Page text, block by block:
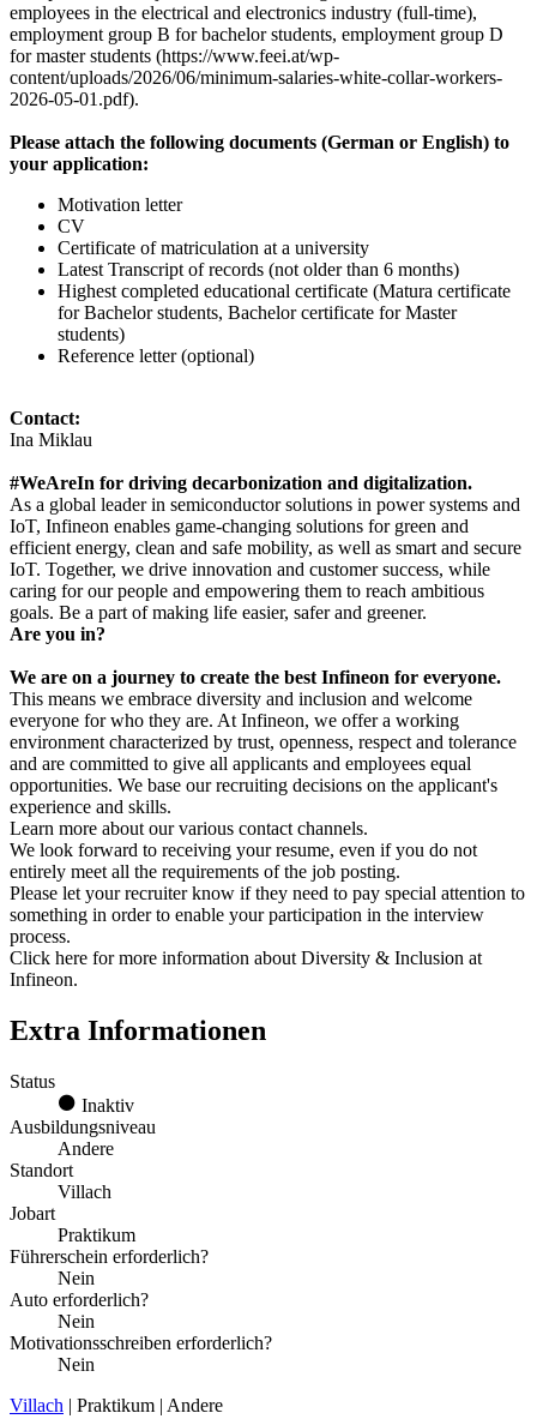
employees in the electrical and electronics industry (full-time),
employment group B for bachelor students, employment group D
for master students (https://www.feei.at/wp-
content/uploads/2026/06/minimum-salaries-white-collar-workers-
2026-05-01.pdf).
Please attach the following documents (German or English) to
your application:
Motivation letter
CV
Certificate of matriculation at a university
Latest Transcript of records (not older than 6 months)
Highest completed educational certificate (Matura certificate
for Bachelor students, Bachelor certificate for Master
students)
Reference letter (optional)
Contact:
Ina Miklau
#WeAreIn for driving decarbonization and digitalization.
As a global leader in semiconductor solutions in power systems and
IoT, Infineon enables game-changing solutions for green and
efficient energy, clean and safe mobility, as well as smart and secure
IoT. Together, we drive innovation and customer success, while
caring for our people and empowering them to reach ambitious
goals. Be a part of making life easier, safer and greener.
Are you in?
We are on a journey to create the best Infineon for everyone.
This means we embrace diversity and inclusion and welcome
everyone for who they are. At Infineon, we offer a working
environment characterized by trust, openness, respect and tolerance
and are committed to give all applicants and employees equal
opportunities. We base our recruiting decisions on the applicant's
experience and skills.
Learn more about our various contact channels.
We look forward to receiving your resume, even if you do not
entirely meet all the requirements of the job posting.
Please let your recruiter know if they need to pay special attention to
something in order to enable your participation in the interview
process.
Click here for more information about Diversity & Inclusion at
Infineon.
Extra Informationen
Status
Inaktiv
Ausbildungsniveau
Andere
Standort
Villach
Jobart
Praktikum
Führerschein erforderlich?
Nein
Auto erforderlich?
Nein
Motivationsschreiben erforderlich?
Nein
Villach | Praktikum | Andere